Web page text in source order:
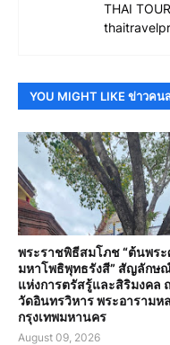
THAI
YOU MIGHT LIKE ข่าวคน
พระราชพิธีสมโภช “ต้นพระ
มหาโพธิพุทธรังสี” สัญลักษ
แห่งการตรัสรู้และสิริมงคล
วัดอินทรวิหาร พระอารามห
กรุงเทพมหานคร
August 09, 2026